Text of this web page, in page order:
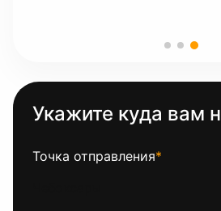
Укажите куда вам
Точка отправления*